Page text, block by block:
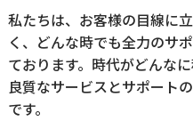
私たちは、お客様の目線に
く、どんな時でも全力のサ
ております。時代がどんな
良質なサービスとサポート
です。